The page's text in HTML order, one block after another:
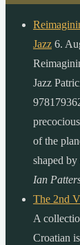
Jazz 6.
Jazz
of the
shaped
Ian
The 2nd
A
Croatian